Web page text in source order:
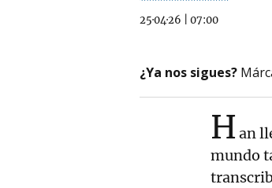
25·04·26 07:00
¿Ya nos sigues?
H an
mundo